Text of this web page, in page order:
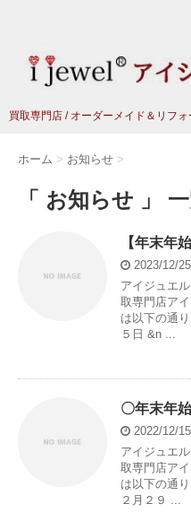
買取専門店 / オーダーメイド＆リフ
ホーム > お知らせ >
「 お知らせ 」
【年末年
2023/12/25
アイジュエ
取専門店ア
は以下の通
５日 &n ...
〇年末年
2022/12/15
アイジュエ
取専門店ア
は以下の通
２月２９ ...